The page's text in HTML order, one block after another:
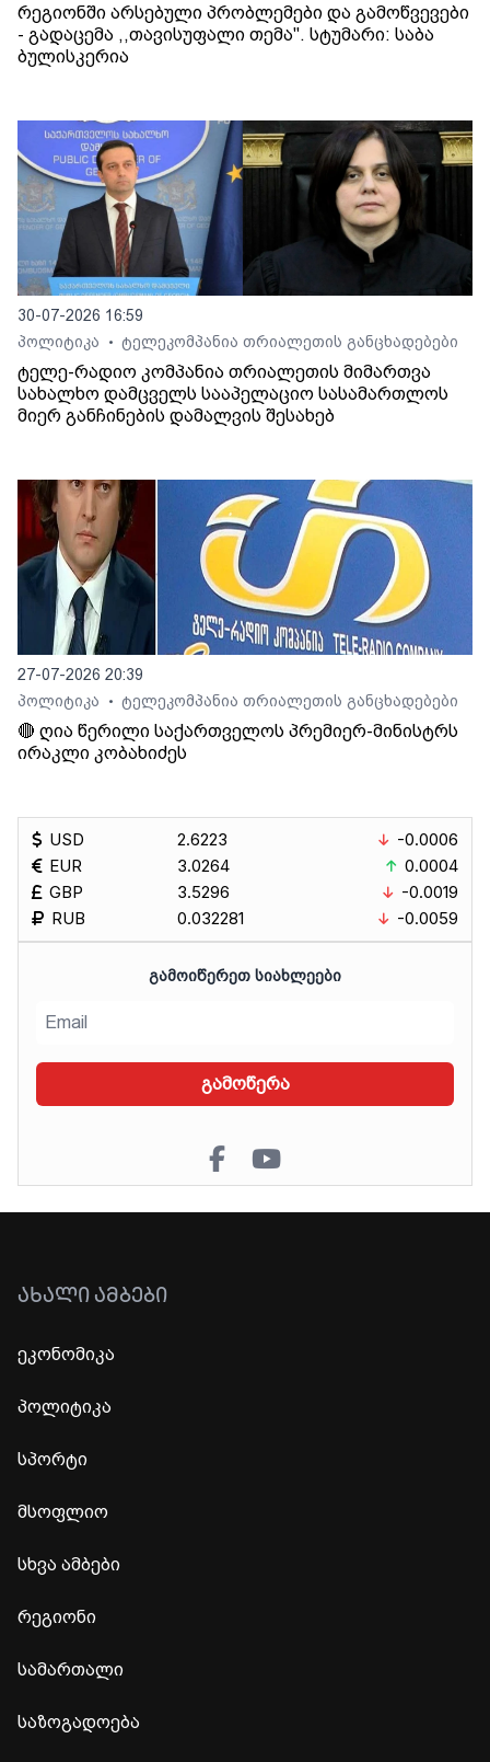
რეგიონში არსებული პრობლემები და გამოწვევები
- გადაცემა ,,თავისუფალი თემა". სტუმარი: საბა
ბულისკერია
30-07-2026 16:59
პოლიტიკა
• ტელეკომპანია თრიალეთის განცხადებები
ტელე-რადიო კომპანია თრიალეთის მიმართვა
სახალხო დამცველს სააპელაციო სასამართლოს
მიერ განჩინების დამალვის შესახებ
27-07-2026 20:39
პოლიტიკა
• ტელეკომპანია თრიალეთის განცხადებები
🔴 ღია წერილი საქართველოს პრემიერ-მინისტრს
ირაკლი კობახიძეს
USD
EUR
GBP
RUB
2.6223
3.0264
3.5296
0.032281
-0.0006
0.0004
-0.0019
-0.0059
ᲒᲐᲛᲝᲘᲬᲔᲠᲔᲗ ᲡᲘᲐᲮᲚᲔᲔᲑᲘ
გამოწერა
ᲐᲮᲐᲚᲘ ᲐᲛᲑᲔᲑᲘ
ეკონომიკა
პოლიტიკა
სპორტი
მსოფლიო
სხვა ამბები
რეგიონი
სამართალი
საზოგადოება